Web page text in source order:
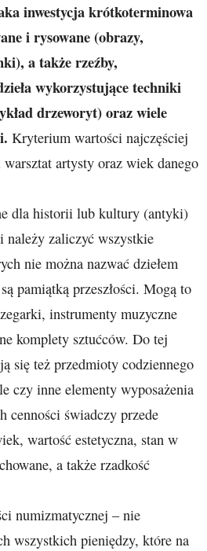
inwestycja krótkoterminowa
i rysowane (obrazy,
a także rzeźby,
wykorzystujące techniki
drzeworyt) oraz wiele
Kryterium wartości najczęściej
warsztat artysty oraz wiek danego
dla historii lub kultury (antyki)
należy zaliczyć wszystkie
nie można nazwać dziełem
pamiątką przeszłości. Mogą to
instrumenty muzyczne
komplety sztućców. Do tej
się też przedmioty codziennego
czy inne elementy wyposażenia
cenności świadczy przede
wartość estetyczna, stan w
a także rzadkość
numizmatycznej – nie
wszystkich pieniędzy, które na